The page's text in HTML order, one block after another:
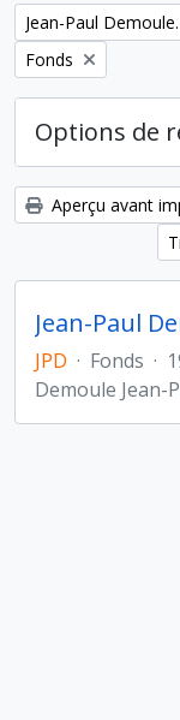
Remove filter:
Remove filter:
Fonds
Options de
Aperçu avant
JPD · Fonds ·
Demoule Jean-